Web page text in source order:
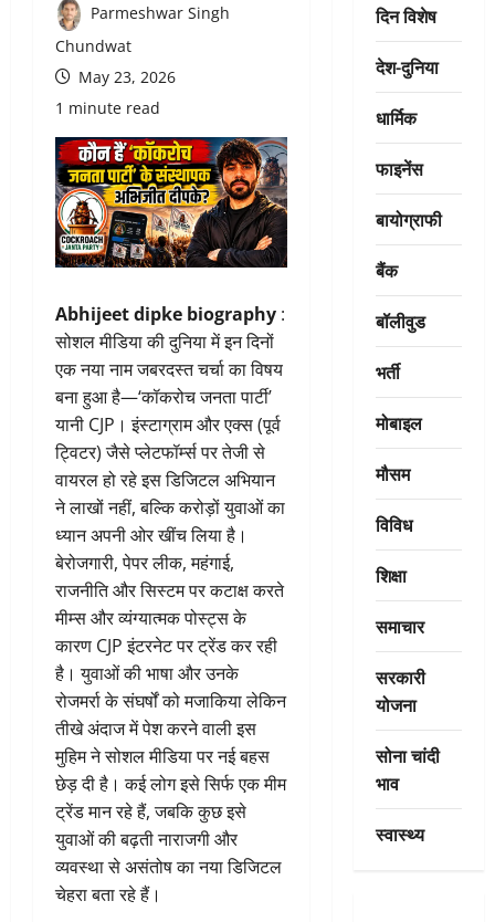
Parmeshwar Singh
Chundwat
May 23, 2026
1 minute read
Abhijeet dipke biography :
सोशल मीडिया की दुनिया में इन दिनों
एक नया नाम जबरदस्त चर्चा का विषय
बना हुआ है—‘कॉकरोच जनता पार्टी’
यानी CJP। इंस्टाग्राम और एक्स (पूर्व
ट्विटर) जैसे प्लेटफॉर्म्स पर तेजी से
वायरल हो रहे इस डिजिटल अभियान
ने लाखों नहीं, बल्कि करोड़ों युवाओं का
ध्यान अपनी ओर खींच लिया है।
बेरोजगारी, पेपर लीक, महंगाई,
राजनीति और सिस्टम पर कटाक्ष करते
मीम्स और व्यंग्यात्मक पोस्ट्स के
कारण CJP इंटरनेट पर ट्रेंड कर रही
है। युवाओं की भाषा और उनके
रोजमर्रा के संघर्षों को मजाकिया लेकिन
तीखे अंदाज में पेश करने वाली इस
मुहिम ने सोशल मीडिया पर नई बहस
छेड़ दी है। कई लोग इसे सिर्फ एक मीम
ट्रेंड मान रहे हैं, जबकि कुछ इसे
युवाओं की बढ़ती नाराजगी और
व्यवस्था से असंतोष का नया डिजिटल
चेहरा बता रहे हैं।
दिन विशेष
देश-दुनिया
धार्मिक
फाइनेंस
बायोग्राफी
बैंक
बॉलीवुड
भर्ती
मोबाइल
मौसम
विविध
शिक्षा
समाचार
सरकारी
योजना
सोना चांदी
भाव
स्वास्थ्य